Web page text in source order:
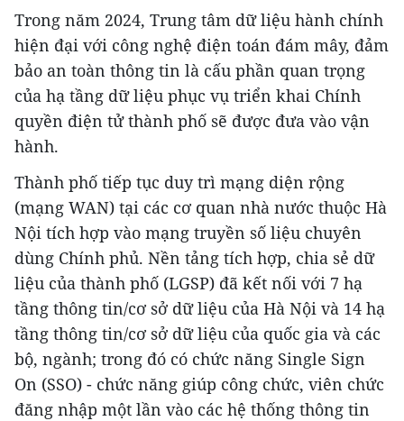
Trong năm 2024, Trung tâm dữ liệu hành chính
hiện đại với công nghệ điện toán đám mây, đảm
bảo an toàn thông tin là cấu phần quan trọng
của hạ tầng dữ liệu phục vụ triển khai Chính
quyền điện tử thành phố sẽ được đưa vào vận
hành.
Thành phố tiếp tục duy trì mạng diện rộng
(mạng WAN) tại các cơ quan nhà nước thuộc Hà
Nội tích hợp vào mạng truyền số liệu chuyên
dùng Chính phủ. Nền tảng tích hợp, chia sẻ dữ
liệu của thành phố (LGSP) đã kết nối với 7 hạ
tầng thông tin/cơ sở dữ liệu của Hà Nội và 14 hạ
tầng thông tin/cơ sở dữ liệu của quốc gia và các
bộ, ngành; trong đó có chức năng Single Sign
On (SSO) - chức năng giúp công chức, viên chức
đăng nhập một lần vào các hệ thống thông tin